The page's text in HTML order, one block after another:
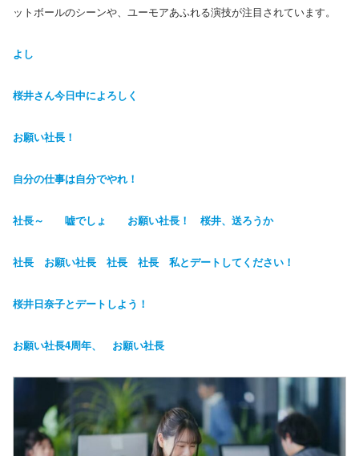
ットボールのシーンや、ユーモアあふれる演技が注目されています。​
よし
桜井さん今日中によろしく
お願い社長！
自分の仕事は自分でやれ！
社長～ 嘘でしょ お願い社長！ 桜井、送ろうか
社長 お願い社長 社長 社長 私とデートしてください！
桜井日奈子とデートしよう！
お願い社長4周年、 お願い社長